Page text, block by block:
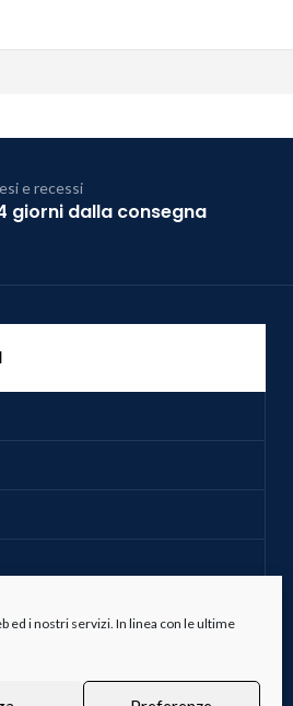
ed i nostri servizi. In linea con le ultime
e recessi
giorni dalla consegna